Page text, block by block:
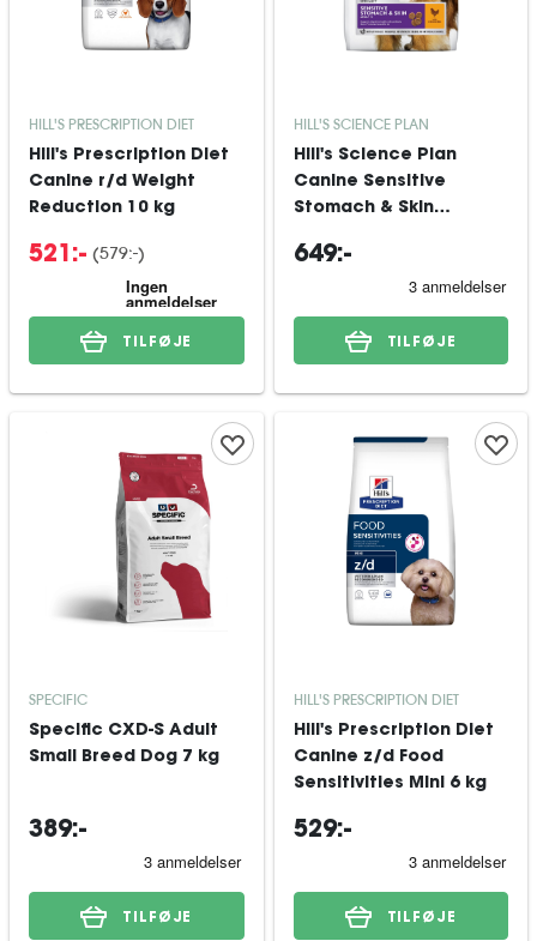
HILL'S PRESCRIPTION DIET
Hill's Prescription Diet
Canine r/d Weight
Reduction 10 kg
521:- (579:-)
TILFØJE
HILL'S SCIENCE PLAN
Hill's Science Plan
Canine Sensitive
Stomach & Skin
14 kg
649:-
TILFØJE
SPECIFIC
Specific CXD-S Adult
Small Breed Dog 7 kg
389:-
TILFØJE
HILL'S PRESCRIPTION DIET
Hill's Prescription Diet
Canine z/d Food
Sensitivities Mini 6 kg
529:-
TILFØJE